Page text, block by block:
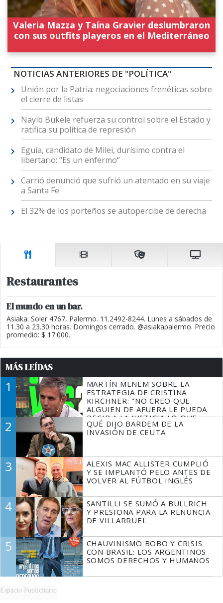
Valeria Mazza y Taína Gravier deslumbraron
con sus outfits playeros en el Mediterráneo
NOTICIAS ANTERIORES DE "POLÍTICA"
Unión por la Patria: negociaciones frenéticas sobre
el cierre de listas
Nayib Bukele refuerza su control sobre el Estado y
ratifica su política de represión
Eguía, candidato de Milei, durísimo contra el
libertario: “Es un enfermo”
Carrió denunció que sufrió un atentado en su viaje
a Santa Fe
El 32% de los porteños se autopercibe de derecha
Restaurantes
El mundo en un bar.
Asiaka. Soler 4767, Palermo. 11.2492-8244. Lunes a sábados de
11.30 a 23.30 horas. Domingos cerrado. @asiakapalermo. Precio
promedio: $ 17.000.
MÁS LEÍDAS
1
MARTÍN MENEM SOBRE LA
ESTRATEGIA DE CRISTINA
KIRCHNER: "NO CREO QUE
ALGUIEN DE AFUERA LE PUEDA
DECIR A LA JUSTICIA LO QUE
TIENE QUE HACER"
2
QUÉ DIJO BARDEM DE LA
INVASIÓN DE CEUTA
3
ALEXIS MAC ALLISTER CUMPLIÓ
Y SE IMPLANTÓ PELO ANTES DE
VOLVER AL FÚTBOL INGLÉS
4
SANTILLI SE SUMÓ A BULLRICH
Y PRESIONA PARA LA RENUNCIA
DE VILLARRUEL
5
CHAUVINISMO BOBO Y CRISIS
CON BRASIL: LOS ARGENTINOS
SOMOS DERECHOS Y HUMANOS
Espacio Publicitario